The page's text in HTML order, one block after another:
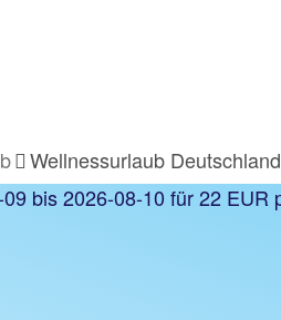
Wellnessurlaub Deutschland